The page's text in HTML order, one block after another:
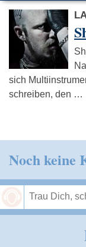
sich
schreiben, den …
Noch keine